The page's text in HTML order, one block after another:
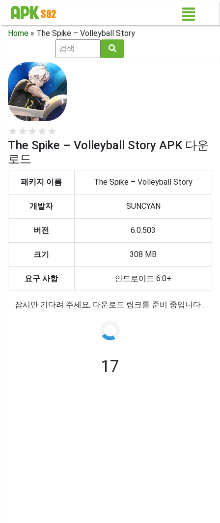
Home » The Spike – Volleyball Story
★★★★★
The Spike – Volleyball Story APK 다운
로드
패키지 이름 The Spike – Volleyball Story
개발자 SUNCYAN
버전 6.0.503
크기 308 MB
요구 사항 안드로이드 6.0+
잠시만 기다려 주세요, 다운로드 링크를 준비 중입니다...
17